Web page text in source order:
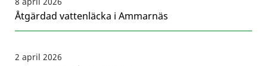
Åtgärdad vattenläcka i Ammarnäs
2 april 2026